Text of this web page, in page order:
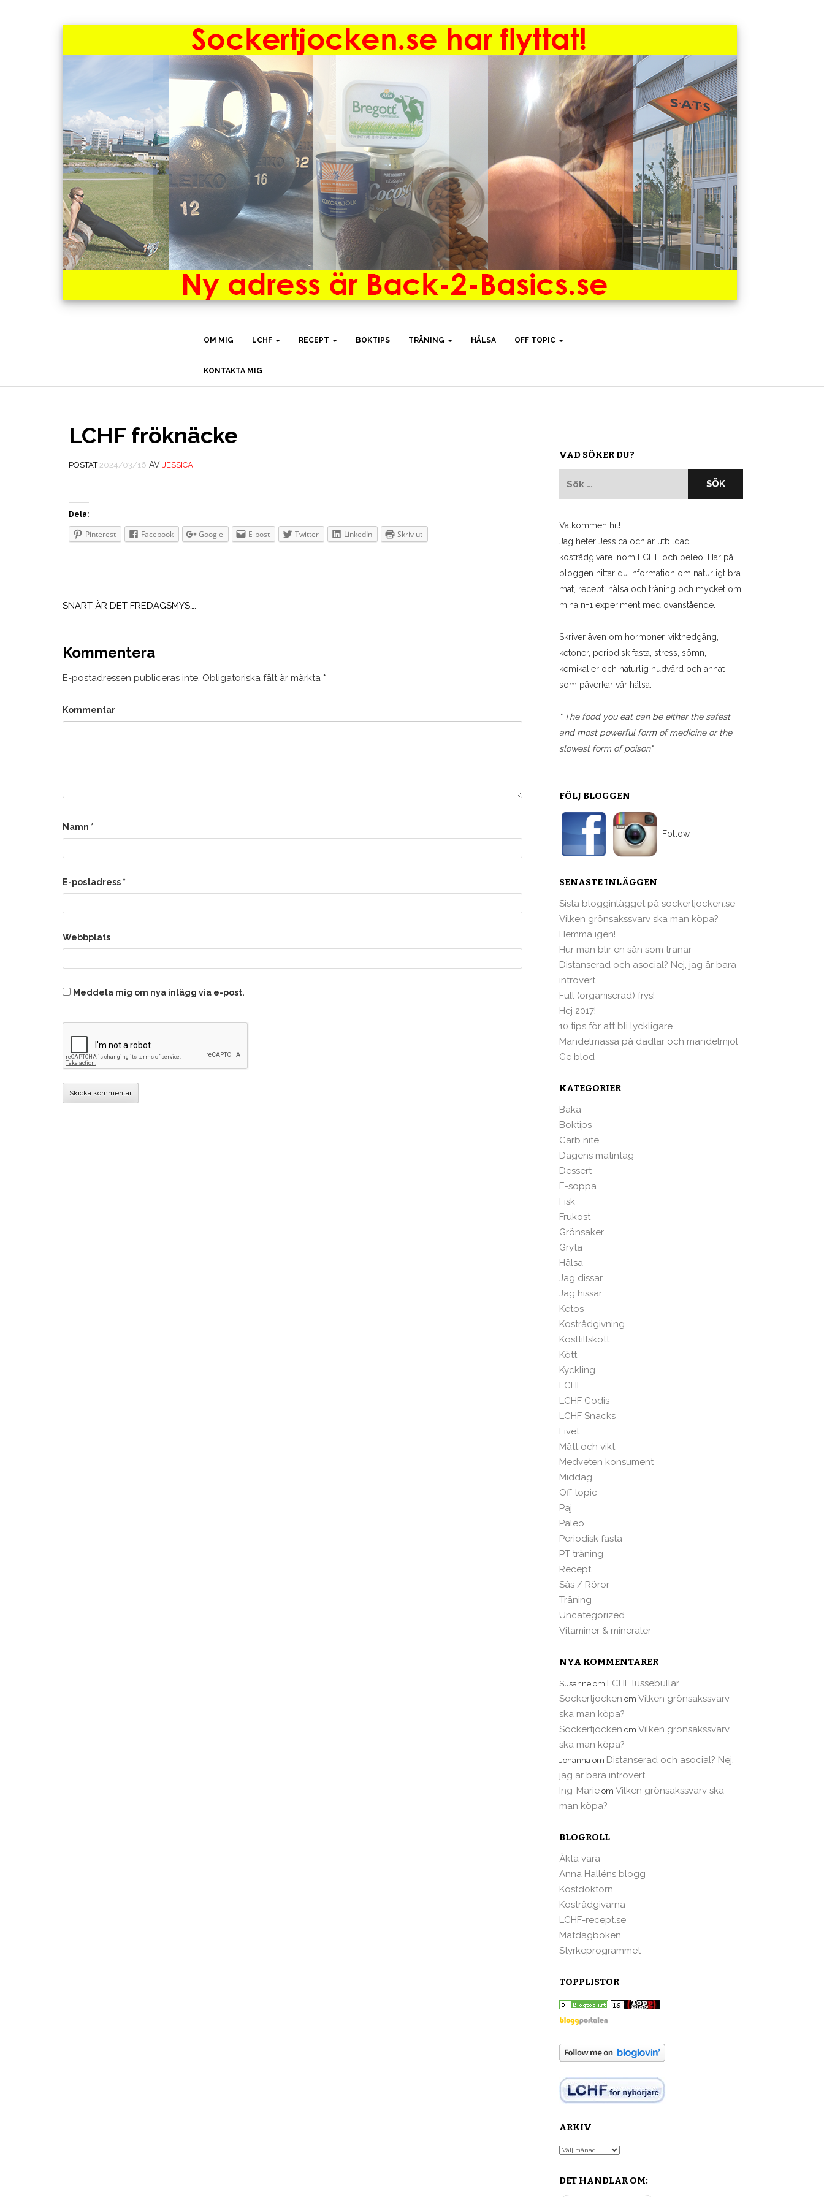
OM MIG LCHF RECEPT BOKTIPS TRÄNING HÄLSA OFF TOPIC
KONTAKTA MIG
LCHF fröknäcke
POSTAT 2024/03/16 AV JESSICA
Dela:
Pinterest Facebook Google E-post Twitter LinkedIn Skriv ut
SNART ÄR DET FREDAGSMYS….
Kommentera
E-postadressen publiceras inte. Obligatoriska fält är märkta *
Kommentar
Namn *
E-postadress *
Webbplats
Meddela mig om nya inlägg via e-post.
VAD SÖKER DU?
Välkommen hit!
Jag heter Jessica och är utbildad
kostrådgivare inom LCHF och peleo. Här på
bloggen hittar du information om naturligt bra
mat, recept, hälsa och träning och mycket om
mina n=1 experiment med ovanstående.
Skriver även om hormoner, viktnedgång,
ketoner, periodisk fasta, stress, sömn,
kemikalier och naturlig hudvård och annat
som påverkar vår hälsa.
" The food you eat can be either the safest
and most powerful form of medicine or the
slowest form of poison"
FÖLJ BLOGGEN
Follow
SENASTE INLÄGGEN
Sista blogginlägget på sockertjocken.se
Vilken grönsakssvarv ska man köpa?
Hemma igen!
Hur man blir en sån som tränar
Distanserad och asocial? Nej, jag är bara
introvert.
Full (organiserad) frys!
Hej 2017!
10 tips för att bli lyckligare
Mandelmassa på dadlar och mandelmjöl
Ge blod
KATEGORIER
Baka
Boktips
Carb nite
Dagens matintag
Dessert
E-soppa
Fisk
Frukost
Grönsaker
Gryta
Hälsa
Jag dissar
Jag hissar
Ketos
Kostrådgivning
Kosttillskott
Kött
Kyckling
LCHF
LCHF Godis
LCHF Snacks
Livet
Mått och vikt
Medveten konsument
Middag
Off topic
Paj
Paleo
Periodisk fasta
PT träning
Recept
Sås / Röror
Träning
Uncategorized
Vitaminer & mineraler
NYA KOMMENTARER
Susanne om LCHF lussebullar
Sockertjocken om Vilken grönsakssvarv
ska man köpa?
Sockertjocken om Vilken grönsakssvarv
ska man köpa?
Johanna om Distanserad och asocial? Nej,
jag är bara introvert.
Ing-Marie om Vilken grönsakssvarv ska
man köpa?
BLOGROLL
Äkta vara
Anna Halléns blogg
Kostdoktorn
Kostrådgivarna
LCHF-recept.se
Matdagboken
Styrkeprogrammet
TOPPLISTOR
ARKIV
Arkiv
DET HANDLAR OM: